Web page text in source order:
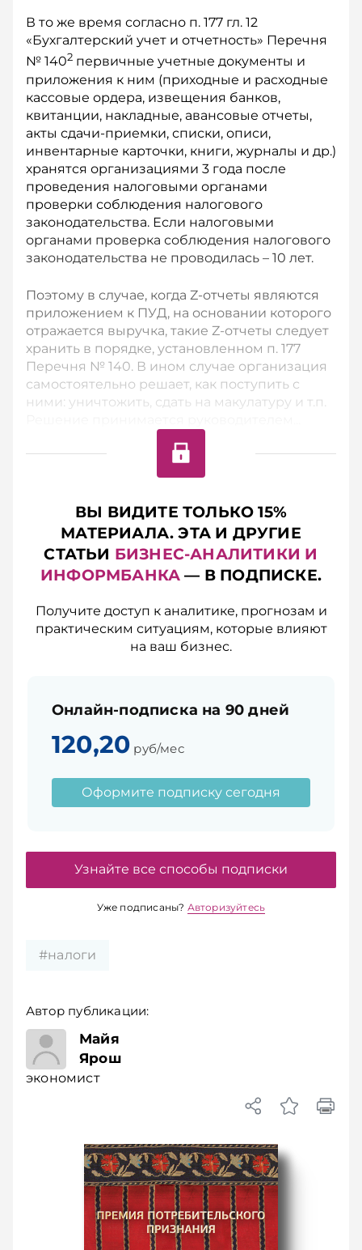
В то же время согласно п. 177 гл. 12
«Бухгалтерский учет и отчетность» Перечня
№ 1402 первичные учетные документы и
приложения к ним (приходные и расходные
кассовые ордера, извещения банков,
квитанции, накладные, авансовые отчеты,
акты сдачи-приемки, списки, описи,
инвентарные карточки, книги, журналы и др.)
хранятся организациями 3 года после
проведения налоговыми органами
проверки соблюдения налогового
законодательства. Если налоговыми
органами проверка соблюдения налогового
законодательства не проводилась – 10 лет.
Поэтому в случае, когда Z-отчеты являются
приложением к ПУД, на основании которого
отражается выручка, такие Z-отчеты следует
хранить в порядке, установленном п. 177
Перечня № 140. В ином случае организация
самостоятельно решает, как поступить с
ними: уничтожить, сдать на макулатуру и т.п.
ВЫ ВИДИТЕ ТОЛЬКО 15%
МАТЕРИАЛА. ЭТА И ДРУГИЕ
СТАТЬИ БИЗНЕС-АНАЛИТИКИ И
ИНФОРМБАНКА — В ПОДПИСКЕ.
Получите доступ к аналитике, прогнозам и
практическим ситуациям, которые влияют
на ваш бизнес.
Онлайн-подписка на 90 дней
120,20 руб/мес
Оформите подписку сегодня
Узнайте все способы подписки
Уже подписаны? Авторизуйтесь
#налоги
Автор публикации:
экономист
Майя
Ярош
экономист